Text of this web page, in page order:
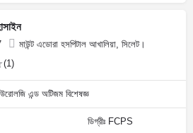
মাউন্ট এডোরা হসপিটাল আখালিয়া, সিলেট।
(1)
এন্ড অটিজম বিশেষজ্ঞ
ডিগ্রীঃ FCPS